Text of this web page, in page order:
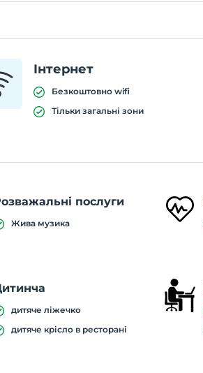
Інтернет
Безкоштовно wifi
Тільки загальні зони
послуги
Жива музика
дитяче ліжечко
дитяче крісло в ресторані